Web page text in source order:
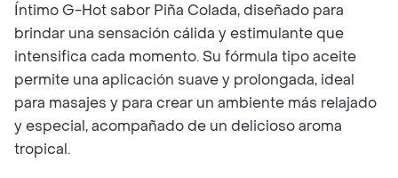
Íntimo G-Hot sabor Piña Colada, diseñado para
brindar una sensación cálida y estimulante que
intensifica cada momento. Su fórmula tipo aceite
permite una aplicación suave y prolongada, ideal
para masajes y para crear un ambiente más relajado
y especial, acompañado de un delicioso aroma
tropical.